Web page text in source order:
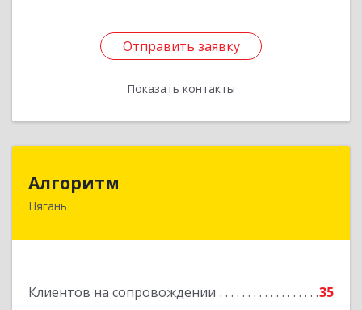
Отправить заявку
Показать контакты
Отправить заявку
Назад
Алгоритм
Нягань
Клиентов на сопровождении
35
628186, Ханты-Мансийский Автономный округ
Подробнее